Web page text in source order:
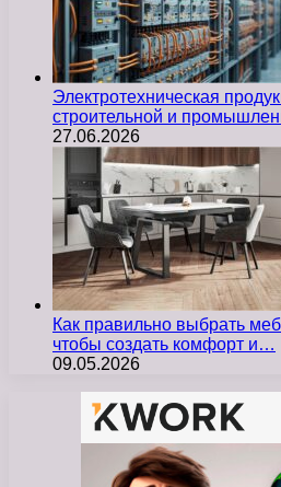
Электротехническая
строительной и
27.06.2026
Как правильно выбрать
чтобы создать комфорт и…
09.05.2026